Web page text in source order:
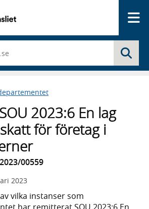
2023:6 En lag
för företag i
00559
2023
vilka instanser som
har remitterat SOU 2023:6 En